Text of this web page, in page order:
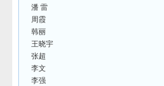
潘 雷
周霞
韩丽
王晓宇
张超
李文
李强